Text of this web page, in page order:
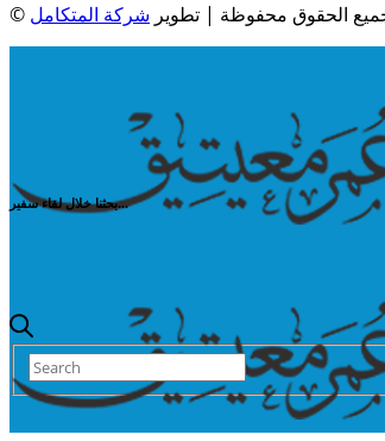
شركة المتكامل
بحثنا خلال لقاء سفير...